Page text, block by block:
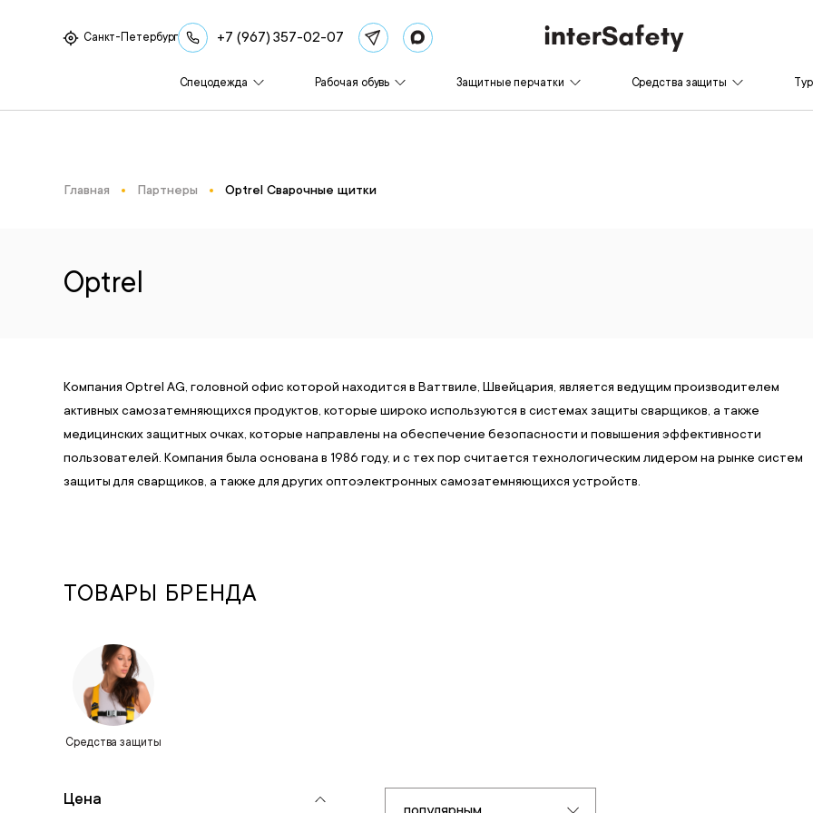
Санкт-Петербург +7 (967) 357-02-07
Спецодежда Рабочая обувь Защитные перчатки Средства защиты
Главная Партнеры Optrel Сварочные щитки
Optrel
Компания Optrel AG, головной офис которой находится в Ваттвиле, Швейцария, является ведущим производителем
активных самозатемняющихся продуктов, которые широко используются в системах защиты сварщиков, а также
медицинских защитных очках, которые направлены на обеспечение безопасности и повышения эффективности
пользователей. Компания была основана в 1986 году, и с тех пор считается технологическим лидером на рынке систем
защиты для сварщиков, а также для других оптоэлектронных самозатемняющихся устройств.
ТОВАРЫ БРЕНДА
Средства защиты
Цена